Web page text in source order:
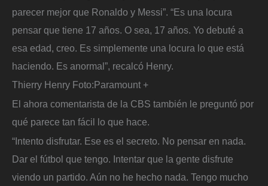
parecer mejor que Ronaldo y Messi”. “Es una locura
pensar que tiene 17 años. O sea, 17 años. Yo debuté a
esa edad, creo. Es simplemente una locura lo que está
haciendo. Es anormal”, recalcó Henry.
Thierry Henry Foto:Paramount +
El ahora comentarista de la CBS también le preguntó por
qué parece tan fácil lo que hace.
“Intento disfrutar. Ese es el secreto. No pensar en nada.
Dar el fútbol que tengo. Intentar que la gente disfrute
viendo un partido. Aún no he hecho nada. Tengo mucho